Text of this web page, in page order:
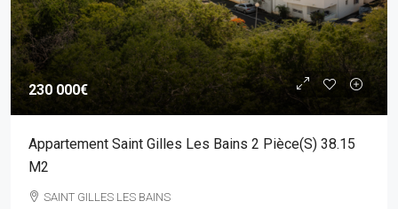
230 000€
Appartement Saint Gilles Les Bains 2 Pièce(s) 38.15
M2
SAINT GILLES LES BAINS